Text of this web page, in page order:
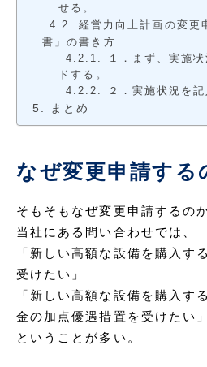
せる。
経営力向上計画の変
書」の書き方
１．まず、実施
ドする。
２．実施状況を記
まとめ
なぜ変更申請する
そもそもなぜ変更申請するの
当社にある問い合わせでは、
「新しい高額な設備を購入す
受けたい」
「新しい高額な設備を購入す
金の加点優遇措置を受けたい」
ということが多い。